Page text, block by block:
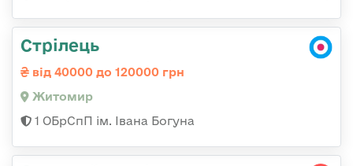
Стрілець
від 40000 до 120000 грн
Житомир
1 ОБрСпП ім. Івана Богуна